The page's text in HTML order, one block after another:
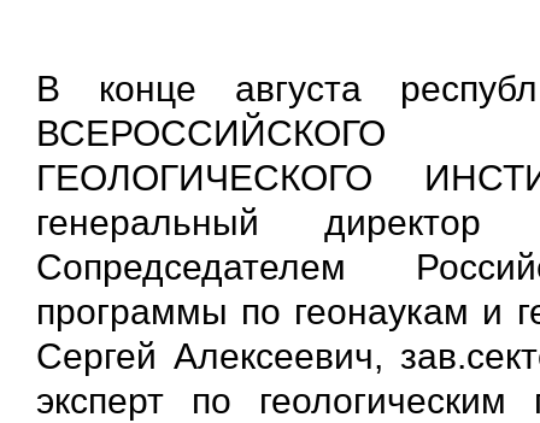
В конце августа
ВСЕРОССИЙСКОГО
ГЕОЛОГИЧЕСКОГО
генеральный
Сопредседателем
программы по геонаукам и
Сергей Алексеевич,
эксперт по